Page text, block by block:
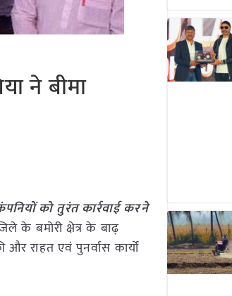
ने बीमा
को तुरंत कार्रवाई करने
के बमोरी क्षेत्र के बाढ़
और राहत एवं पुनर्वास कार्यों